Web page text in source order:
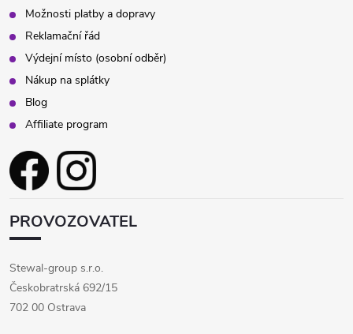
Možnosti platby a dopravy
Reklamační řád
Výdejní místo (osobní odběr)
Nákup na splátky
Blog
Affiliate program
PROVOZOVATEL
Stewal-group s.r.o.
Českobratrská 692/15
702 00 Ostrava